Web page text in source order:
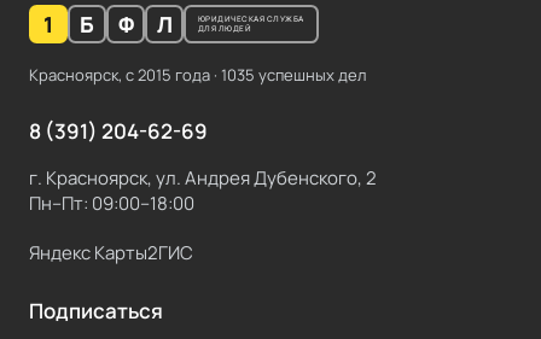
1 Б Ф Л
ЮРИДИЧЕСКАЯ СЛУЖБА
ДЛЯ ЛЮДЕЙ
Красноярск, с2015 года · 1035 успешных дел
8 (391) 204-62-69
г. Красноярск, ул. Андрея Дубенского, 2
Пн–Пт: 09:00–18:00
Яндекс Карты2ГИС
Подписаться